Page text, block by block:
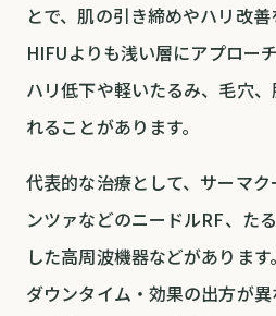
とで、肌の引き締めやハリ改善
HIFUよりも浅い層にアプロー
ハリ低下や軽いたるみ、毛穴
れることがあります。
代表的な治療として、サーマ
ンツァなどのニードルRF、た
した高周波機器などがあります
ダウンタイム・効果の出方が